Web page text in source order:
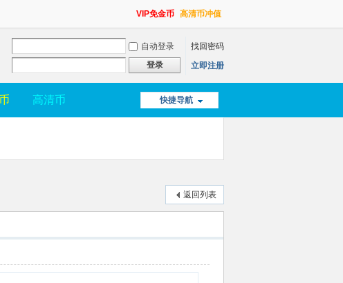
VIP免金币 高清币冲值
自动登录
找回密码
登录 立即注册
快捷导航
高清币
返回列表